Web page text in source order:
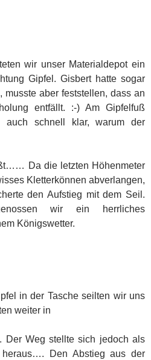
wir unser Materialdepot ein
Gipfel. Gisbert hatte sogar
aber feststellen, dass an
entfällt. :-) Am Gipfelfuß
auch schnell klar, warum der
Da die letzten Höhenmeter
Kletterkönnen abverlangen,
den Aufstieg mit dem Seil.
wir ein herrliches
Königswetter.
in der Tasche seilten wir uns
weiter in
Der Weg stellte sich jedoch als
Den Abstieg aus der